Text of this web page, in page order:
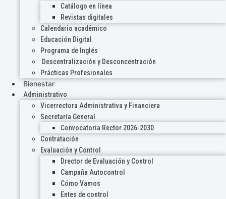
Catálogo en línea
Revistas digitales
Calendario académico
Educación Digital
Programa de Inglés
Descentralización y Desconcentración
Prácticas Profesionales
Bienestar
Administrativo
Vicerrectora Administrativa y Financiera
Secretaría General
Convocatoria Rector 2026-2030
Contratación
Evaluación y Control
Drector de Evaluación y Control
Campaña Autocontrol
Cómo Vamos
Entes de control